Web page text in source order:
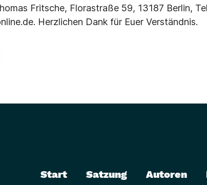
Fritsche, Florastraße 59, 13187 Berlin,
Herzlichen Dank für Euer Verständnis.
Start Satzung Autoren